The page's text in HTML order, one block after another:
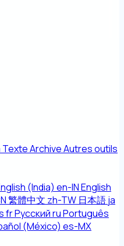
TexteArchiveAutres outils
(India) en-INEnglish
繁體中文 zh-TW 日本語ja
frРусскийruPortuguês
(México) es-MX